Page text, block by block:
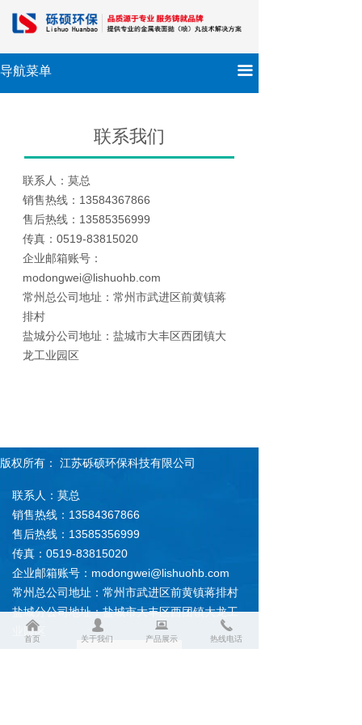
끀
导航菜单
联系我们
联系人：莫总
销售热线：13584367866
售后热线：13585356999
传真：0519-83815020
企业邮箱账号：
modongwei@lishuohb.com
常州总公司地址：常州市武进区前黄镇蒋
排村
盐城分公司地址：盐城市大丰区西团镇大
龙工业园区
联系人：莫总
销售热线：13584367866
售后热线：13585356999
传真：0519-83815020
企业邮箱账号：modongwei@lishuohb.com
常州总公司地址：常州市武进区前黄镇蒋排村
盐城分公司地址：盐城市大丰区西团镇大龙工
业园区
版权所有： 江苏砾硕环保科技有限公司
낀
首页
넙
关于我们
뀵
产品展示
끅
热线电话